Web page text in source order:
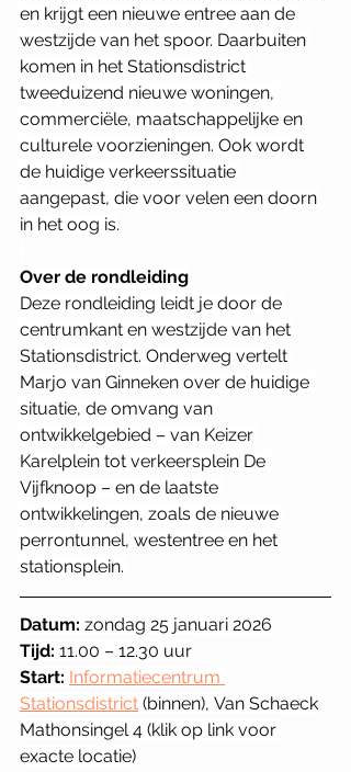
en krijgt een nieuwe entree aan de
westzijde van het spoor. Daarbuiten
komen in het Stationsdistrict
tweeduizend nieuwe woningen,
commerciële, maatschappelijke en
culturele voorzieningen. Ook wordt
de huidige verkeerssituatie
aangepast, die voor velen een doorn
in het oog is.
Over de rondleiding
Deze rondleiding leidt je door de
centrumkant en westzijde van het
Stationsdistrict. Onderweg vertelt
Marjo van Ginneken over de huidige
situatie, de omvang van
ontwikkelgebied – van Keizer
Karelplein tot verkeersplein De
Vijfknoop – en de laatste
ontwikkelingen, zoals de nieuwe
perrontunnel, westentree en het
stationsplein.
Datum: zondag 25 januari 2026
Tijd: 11.00 – 12.30 uur
Start: Informatiecentrum
Stationsdistrict (binnen), Van Schaeck
Mathonsingel 4 (klik op link voor
exacte locatie)